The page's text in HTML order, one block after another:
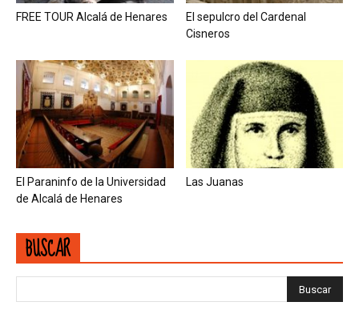
FREE TOUR Alcalá de Henares
El sepulcro del Cardenal
Cisneros
El Paraninfo de la Universidad
de Alcalá de Henares
Las Juanas
BUSCAR